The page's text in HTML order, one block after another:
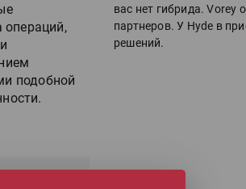
операций,
подобной
вас нет гибрида. Vorey
партнеров. У Hyde в
решений.